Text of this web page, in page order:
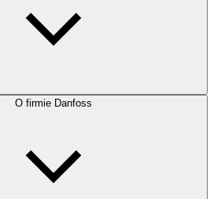
O firmie Danfoss